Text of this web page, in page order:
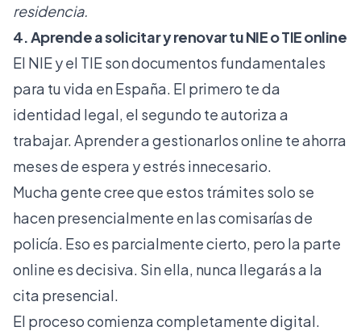
residencia.
4. Aprende a solicitar y renovar tu NIE o TIE online
El NIE y el TIE son documentos fundamentales
para tu vida en España. El primero te da
identidad legal, el segundo te autoriza a
trabajar. Aprender a gestionarlos online te ahorra
meses de espera y estrés innecesario.
Mucha gente cree que estos trámites solo se
hacen presencialmente en las comisarías de
policía. Eso es parcialmente cierto, pero la parte
online es decisiva. Sin ella, nunca llegarás a la
cita presencial.
El proceso comienza completamente digital.